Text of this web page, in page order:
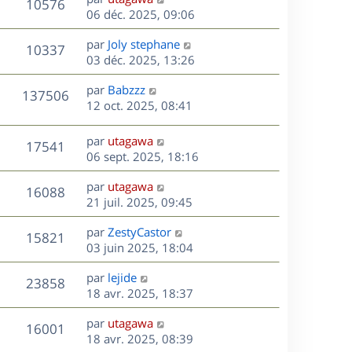
g
e
s
a
g
e
m
e
s
s
a
g
e
e
s
i
e
r
m
e
s
s
a
g
e
10576
u
s
e
r
n
i
e
r
m
e
s
s
a
g
e
06 déc. 2025, 09:06
10337V
u
e
D
e
r
n
i
e
r
m
e
s
s
a
g
e
par Joly stephane
03 déc. 2025, 13:26
137506V
u
D
e
n
i
e
r
m
e
s
s
a
g
e
par Babzzz
12 oct. 2025, 08:41
17541
u
e
D
e
r
n
i
e
r
m
e
s
s
a
g
e
par utagawa
06 sept. 2025, 18:16
16088V
u
s
D
e
r
n
i
e
r
m
e
s
s
par utagawa
21 juil. 2025, 09:45
15821
u
e
D
e
r
n
i
e
r
m
par ZestyCastor
03 juin 2025, 18:04
23858V
u
D
e
r
n
i
par lejide
18 avr. 2025, 18:37
16001
D
e
par utagawa
18 avr. 2025, 08:39